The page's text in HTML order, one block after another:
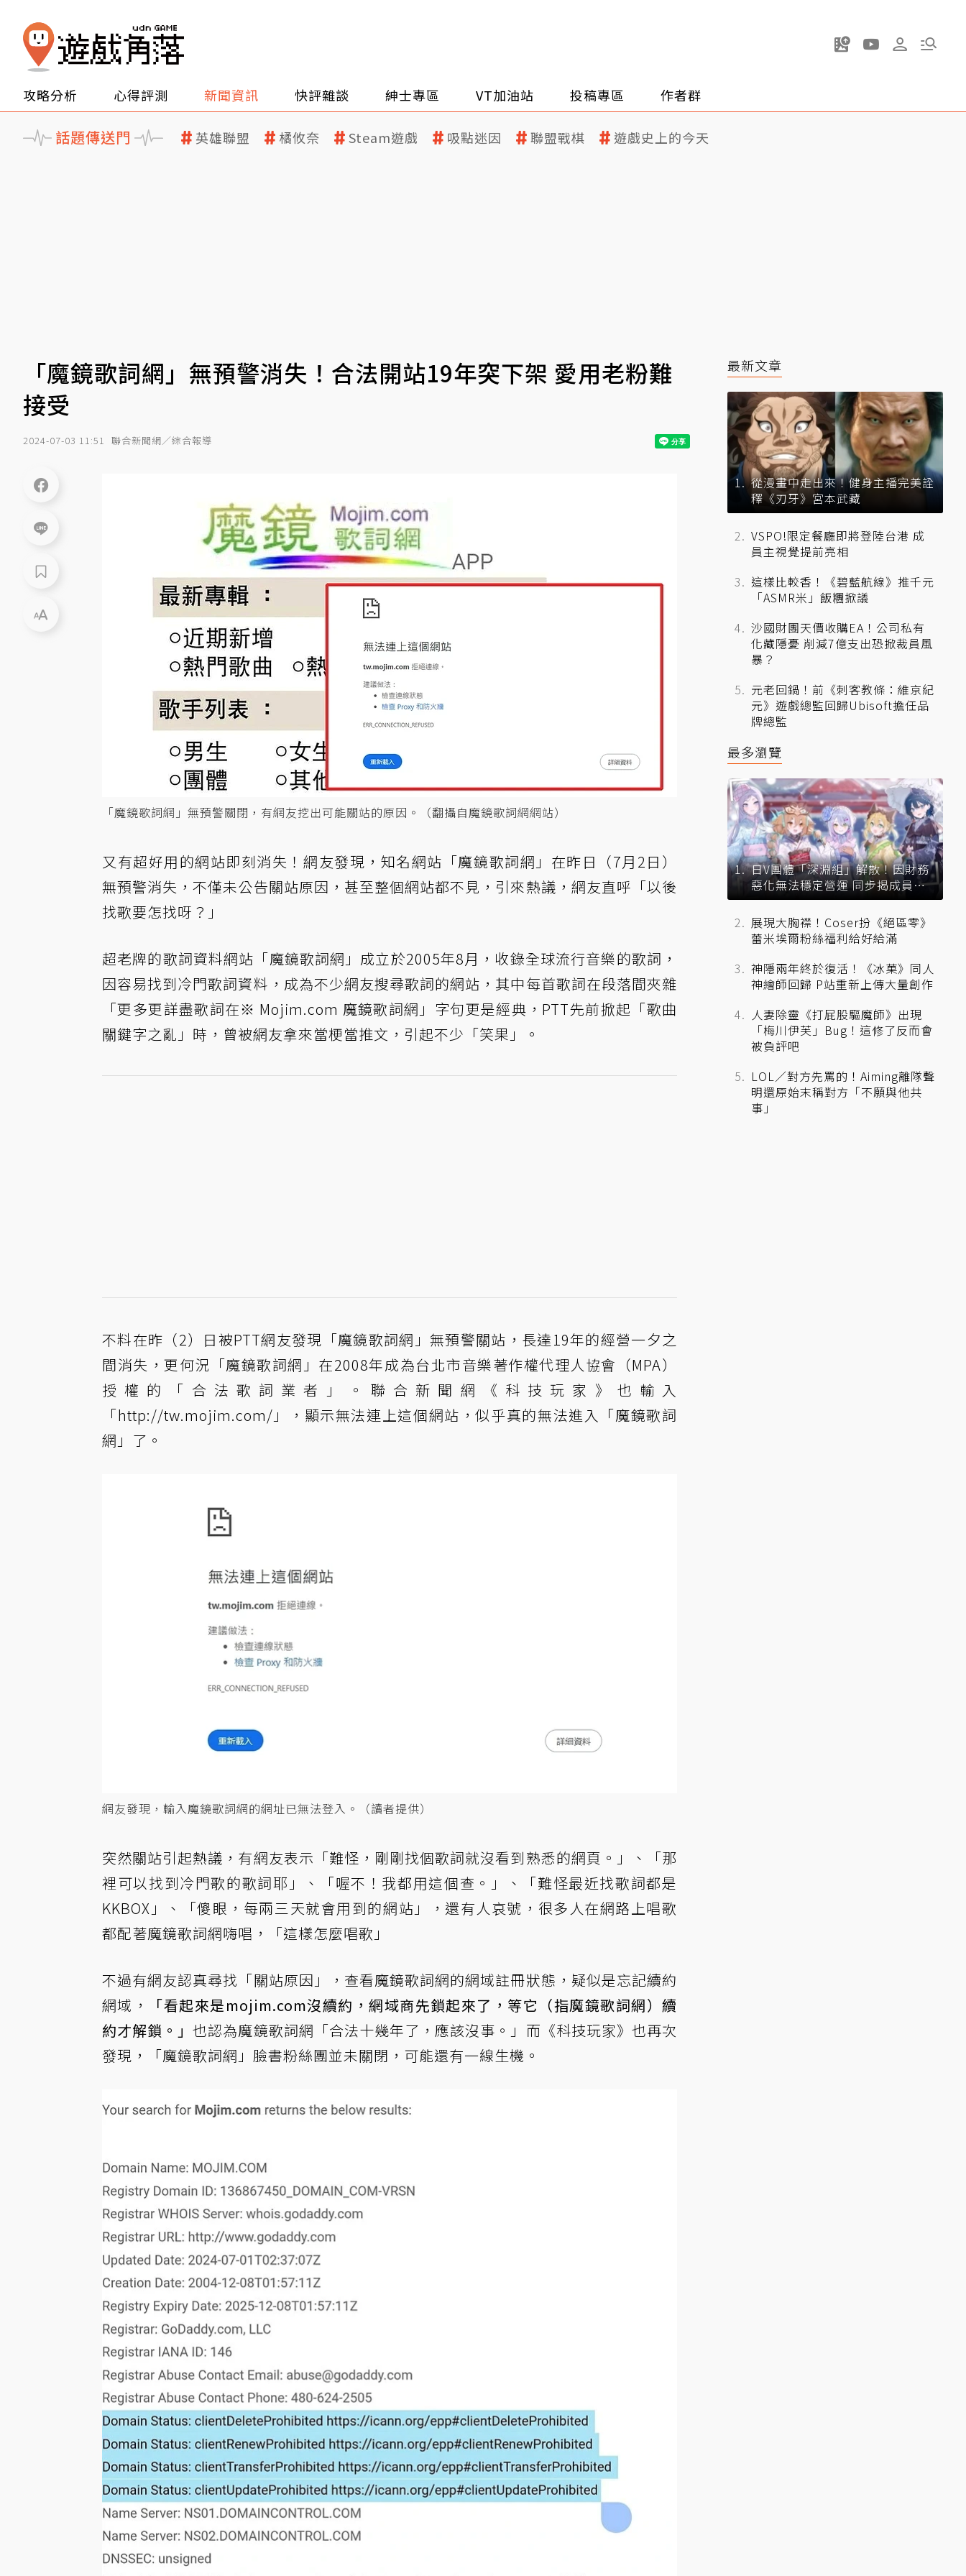
攻略分析 心得評測 新聞資訊 快評雜談 紳士專區 VT加油站 投稿專區 作者群
話題傳送門 英雄聯盟 橘攸奈 Steam遊戲 吸點迷因 聯盟戰棋 遊戲史上的今天
「魔鏡歌詞網」無預警消失！合法開站19年突下架 愛用老粉難
接受
2024-07-03 11:51 聯合新聞網／綜合報導
「魔鏡歌詞網」無預警關閉，有網友挖出可能關站的原因。（翻攝自魔鏡歌詞網網站）
又有超好用的網站即刻消失！網友發現，知名網站「魔鏡歌詞網」在昨日（7月2日）
無預警消失，不僅未公告關站原因，甚至整個網站都不見，引來熱議，網友直呼「以後
找歌要怎找呀？」
超老牌的歌詞資料網站「魔鏡歌詞網」成立於2005年8月，收錄全球流行音樂的歌詞，
因容易找到冷門歌詞資料，成為不少網友搜尋歌詞的網站，其中每首歌詞在段落間夾雜
「更多更詳盡歌詞在※ Mojim.com 魔鏡歌詞網」字句更是經典，PTT先前掀起「歌曲
關鍵字之亂」時，曾被網友拿來當梗當推文，引起不少「笑果」。
不料在昨（2）日被PTT網友發現 「魔鏡歌詞網」無預警關站，長達19年的經營一夕之
間消失，更何況「魔鏡歌詞網」在2008年成為台北市音樂著作權代理人協會（MPA）
授權的「合法歌詞業者」。聯合新聞網《科技玩家》也輸入
「http://tw.mojim.com/」，顯示無法連上這個網站，似乎真的無法進入「魔鏡歌詞
網」了。
網友發現，輸入魔鏡歌詞網的網址已無法登入。（讀者提供）
突然關站引起熱議，有網友表示「難怪，剛剛找個歌詞就沒看到熟悉的網頁。」、「那
裡可以找到冷門歌的歌詞耶」、「喔不！我都用這個查。」、「難怪最近找歌詞都是
KKBOX」、「傻眼，每兩三天就會用到的網站」，還有人哀號，很多人在網路上唱歌
都配著魔鏡歌詞網嗨唱，「這樣怎麼唱歌」
不過有網友認真尋找「關站原因」，查看魔鏡歌詞網的網域註冊狀態，疑似是忘記續約
網域，
「看起來是mojim.com沒續約，網域商先鎖起來了，等它（指魔鏡歌詞網）續
約才解鎖。」也認為魔鏡歌詞網「合法十幾年了，應該沒事。」而《科技玩家》也再次
發現，「魔鏡歌詞網」臉書粉絲團並未關閉，可能還有一線生機。
最新文章
從漫畫中走出來！健身主播完美詮
釋《刃牙》宮本武藏
VSPO!限定餐廳即將登陸台港 成
員主視覺提前亮相
這樣比較香！《碧藍航線》推千元
「ASMR米」飯糰掀議
沙國財團天價收購EA！公司私有
化藏隱憂 削減7億支出恐掀裁員風
暴？
元老回鍋！前《刺客教條：維京紀
元》遊戲總監回歸Ubisoft擔任品
牌總監
最多瀏覽
日V團體「深淵組」解散！因財務
惡化無法穩定營運 同步揭成員未
來去向
展現大胸襟！Coser扮《絕區零》
蕾米埃爾粉絲福利給好給滿
神隱兩年終於復活！《冰菓》同人
神繪師回歸 P站重新上傳大量創作
人妻除靈《打屁股驅魔師》出現
「梅川伊芙」Bug！這修了反而會
被負評吧
LOL／對方先罵的！Aiming離隊聲
明還原始末稱對方「不願與他共
事」